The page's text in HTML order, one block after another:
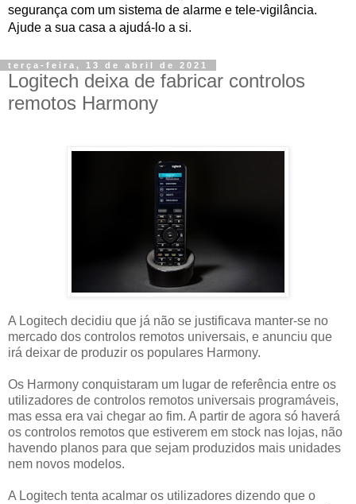
segurança com um sistema de alarme e tele-vigilância.
Ajude a sua casa a ajudá-lo a si.
terça-feira, 13 de abril de 2021
Logitech deixa de fabricar controlos
remotos Harmony
A Logitech decidiu que já não se justificava manter-se no
mercado dos controlos remotos universais, e anunciu que
irá deixar de produzir os populares Harmony.
Os Harmony conquistaram um lugar de referência entre os
utilizadores de controlos remotos universais programáveis,
mas essa era vai chegar ao fim. A partir de agora só haverá
os controlos remotos que estiverem em stock nas lojas, não
havendo planos para que sejam produzidos mais unidades
nem novos modelos.
A Logitech tenta acalmar os utilizadores dizendo que o